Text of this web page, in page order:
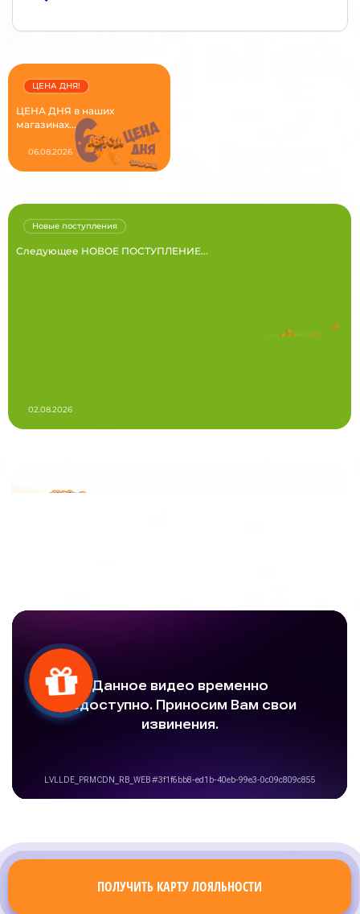
ЦЕНА ДНЯ в наших
магазинах...
ЦЕНА ДНЯ!
06.08.2026
Следующее НОВОЕ ПОСТУПЛЕНИЕ...
Новые поступления
02.08.2026
ПОЛУЧИТЬ КАРТУ ЛОЯЛЬНОСТИ